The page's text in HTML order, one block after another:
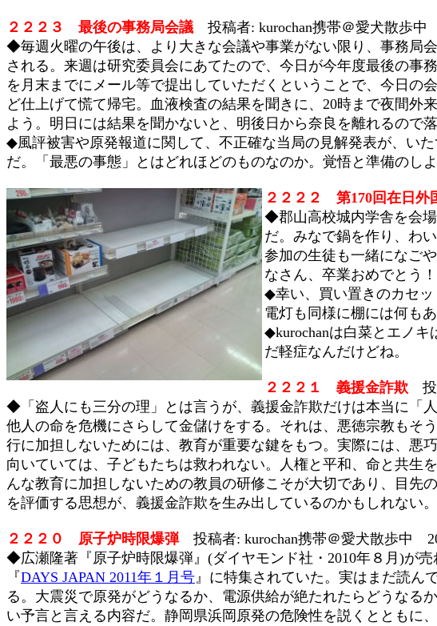
２２２３ 最後の事務局会議 投稿者: kurochan携帯＠愛犬散歩中
◆毎週火曜の午後は、より大きな会議や事業がない限り、事務局
される。来週は研究委員会にあてたので、今日が今年度最後の事
を月末までにメール等で提出していただくということで、今日の
ど仕上げて慌て帰宅。血液検査の結果を聞きに、20時まで夜間
よう。明日には結果を聞かないと、明後日から奈良を離れるので落
◆風評被害や原発報道に関して、不正確な当局の見解発表が、い
だ。「最悪の事態」とはどれほどのものなのか。覚悟と準備のし
２２２２ 第170回在日外
◆郡山高校城内学舎を会場
だ。みなで鍋を作り、わ
参加の生徒も一緒になご
なさん、卒業おめでとう
◆幸い、買い置きのカセ
電灯も同様に棚には何も
◆kurochanは白菜とエノ
だ軽症なんだけどね。
２２２１ 義援金詐欺
◆「盗人にも三分の理」とは言うが、義援金詐欺だけは本当に「
他人の命を危機にさらして金儲けをする。それは、悪徳宗教もそ
行に加担しないためには、教育が重要な鍵をもつ。実際には、悪
向いていては、子どもたちは救われない。人権と平和、命と共生
んな教育に加担しないための教員の研修こそが大切であり、目先
を評価する思想が、義援金詐欺を生み出しているのかもしれない。
２２２０ 原子炉時限爆弾
投稿者: kurochan携帯＠愛犬散歩中
◆広瀬隆著『原子炉時限爆弾』(ダイヤモンド社・2010年８月)が
『DAYS JAPAN 2011年１月号』に特集されていた。実はまだ読ん
る。大震災で原発がどうなるか、電源供給が絶たれたらどうなる
い予言と言える内容だ。静岡県浜岡原発の危険性を説くとともに